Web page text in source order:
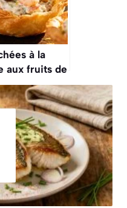
à la
aux fruits de
recette